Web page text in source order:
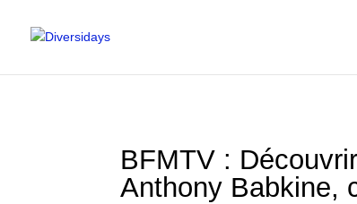
BFMTV :
Anthony Babkine,